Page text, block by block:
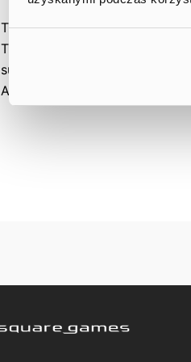
The Management Board also
The final information on sales
submitted by the Company
August 24th 2020.